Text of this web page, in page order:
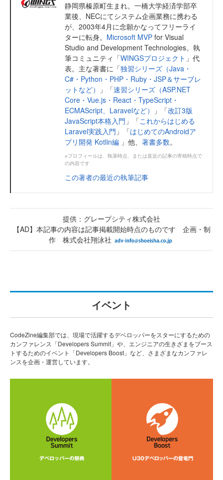
静岡県榛原町生まれ。一橋大学経済学部卒
業後、NECにてシステム企画業務に携わる
が、2003年4月に念願かなってフリーライ
ターに転身。 Microsoft MVP for Visual
Studio and Development Technologies。執
筆コミュニティ「WINGSプロジェクト 」代
表。主な著書に「独習シリーズ（Java・
C#・Python・PHP・Ruby・JSP＆サーブレ
ットなど）
」「速習シリーズ（ASP.NET
Core・Vue.js・React・TypeScript・
ECMAScript、Laravelなど）
」「改訂3版
JavaScript本格入門 」「これからはじめる
Laravel実践入門 」「はじめてのAndroidア
プリ開発 Kotlin編 」他、 著書多数。
※プロフィールは、執筆時点、または直近の記事の寄稿時点で
の内容です
この著者の最近の執筆記事
提供：グレープシティ株式会社
【AD】本記事の内容は記事掲載開始時点のものです 企画・制
作 株式会社翔泳社
イベント
CodeZine編集部では、現場で活躍するデベロッパーをスターにするための
カンファレンス「Developers Summit」や、エンジニアの生きざまをブース
トするためのイベント「Developers Boost」など、さまざまなカンファレ
ンスを企画・運営しています。